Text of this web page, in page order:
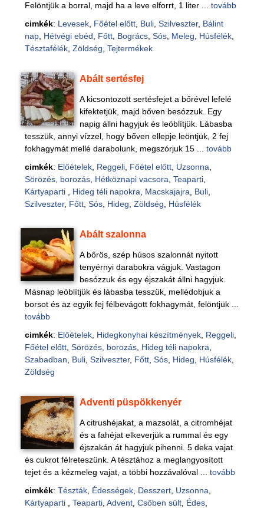
Felöntjük a borral, majd ha a leve elforrt, 1 liter ... tovább
cimkék: Levesek, Főétel előtt, Buli, Szilveszter, Bálint
nap, Hétvégi ebéd Főtt, Bogrács, Sós, Meleg Húsfélék,
Tésztafélék, Zöldség Tejtermékek
Abált sertésfej
A kicsontozott sertésfejet a bőrével lefelé
kifektetjük, majd bőven besózzuk. Egy
napig állni hagyjuk és leöblítjük. Lábasba
tesszük, annyi vízzel, hogy bőven ellepje leöntjük, 2 fej
fokhagymát mellé darabolunk, megszórjuk 15 ... tovább
cimkék: Előételek, Reggeli, Főétel előtt, Uzsonna
Sörözés, borozás, Hétköznapi vacsora Teaparti,
Kártyaparti
Hideg téli napokra Macskajajra Buli,
Szilveszter, Főtt, Sós, Hideg Zöldség Húsfélék
Abált szalonna
A bőrös, szép húsos szalonnát nyitott
tenyérnyi darabokra vágjuk. Vastagon
besózzuk és egy éjszakát állni hagyjuk.
Másnap leöblítjük és lábasba tesszük, mellédobjuk a
borsot és az egyik fej félbevágott fokhagymát, felöntjük ...
tovább
cimkék: Előételek, Hidegkonyhai készítmények, Reggeli,
Főétel előtt, Sörözés, borozás, Hideg téli napokra
Szabadban
Buli, Szilveszter, Főtt, Sós, Hideg Húsfélék,
Zöldség
Adventi püspökkenyér
A citrushéjakat, a mazsolát, a citromhéjat
és a fahéjat elkeverjük a rummal és egy
éjszakán át hagyjuk pihenni. 5 deka vajat
és cukrot félreteszünk. A tésztához a meglangyosított
tejet és a kézmeleg vajat, a többi hozzávalóval ... tovább
cimkék: Tészták, Édességek, Desszert, Uzsonna
Kártyaparti
Teaparti, Advent, Csőben sült, Édes,